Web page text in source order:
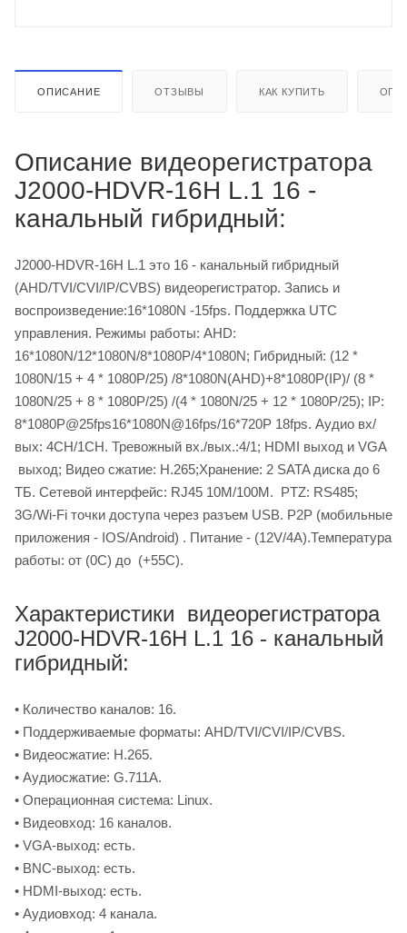
ОПИСАНИЕ ОТЗЫВЫ КАК КУПИТЬ
Описание видеорегистратора
J2000-HDVR-16H L.1 16 -
канальный гибридный:
J2000-HDVR-16H L.1 это 16 - канальный гибридный
(AHD/TVI/CVI/IP/CVBS) видеорегистратор. Запись и
воспроизведение:16*1080N -15fps. Поддержка UTC
управления. Режимы работы: AHD:
16*1080N/12*1080N/8*1080P/4*1080N; Гибридный: (12 *
1080N/15 + 4 * 1080P/25) /8*1080N(AHD)+8*1080P(IP)/ (8 *
1080N/25 + 8 * 1080P/25) /(4 * 1080N/25 + 12 * 1080P/25); IP:
8*1080P@25fps16*1080N@16fps/16*720P 18fps. Аудио вх/
вых: 4CH/1CH. Тревожный вх./вых.:4/1; HDMI выход и VGA
выход; Видео сжатие: H.265;Хранение: 2 SATA диска до 6
ТБ. Сетевой интерфейс: RJ45 10M/100M. PTZ: RS485;
3G/Wi-Fi точки доступа через разъем USB. P2P (мобильные
приложения - IOS/Android) . Питание - (12V/4A).Температура
работы: от (0С) до (+55С).
Характеристики видеорегистратора
J2000-HDVR-16H L.1 16 - канальный
гибридный:
• Количество каналов: 16.
• Поддерживаемые форматы: AHD/TVI/CVI/IP/CVBS.
• Видеосжатие: H.265.
• Аудиосжатие: G.711A.
• Операционная система: Linux.
• Видеовход: 16 каналов.
• VGA-выход: есть.
• BNC-выход: есть.
• HDMI-выход: есть.
• Аудиовход: 4 канала.